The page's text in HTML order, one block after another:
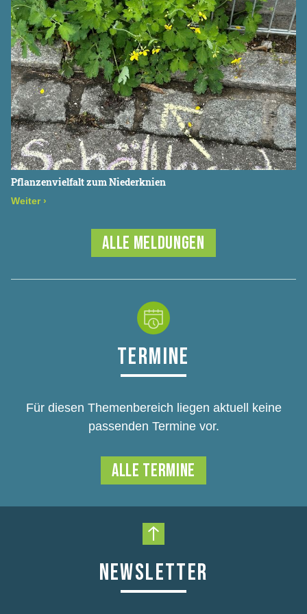
Pflanzenvielfalt zum Niederknien
Weiter ›
ALLE MELDUNGEN
TERMINE
Für diesen Themenbereich liegen aktuell keine
passenden Termine vor.
ALLE TERMINE
Nach oben scrollen
NEWSLETTER